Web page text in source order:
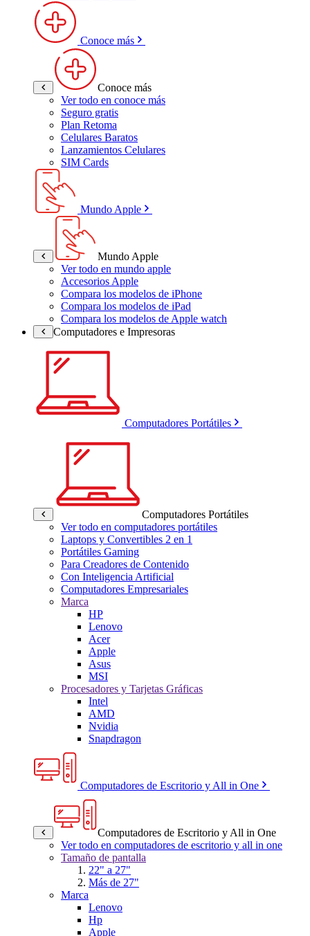
Conoce más
Conoce más
Ver todo en conoce más
Seguro gratis
Plan Retoma
Celulares Baratos
Lanzamientos Celulares
SIM Cards
Mundo Apple
Mundo Apple
Ver todo en mundo apple
Accesorios Apple
Compara los modelos de iPhone
Compara los modelos de iPad
Compara los modelos de Apple watch
Computadores e Impresoras
Computadores Portátiles
Computadores Portátiles
Ver todo en computadores portátiles
Laptops y Convertibles 2 en 1
Portátiles Gaming
Para Creadores de Contenido
Con Inteligencia Artificial
Computadores Empresariales
Marca
HP
Lenovo
Acer
Apple
Asus
MSI
Procesadores y Tarjetas Gráficas
Intel
AMD
Nvidia
Snapdragon
Computadores de Escritorio y All in One
Computadores de Escritorio y All in One
Ver todo en computadores de escritorio y all in one
Tamaño de pantalla
22" a 27"
Más de 27"
Marca
Lenovo
Hp
Apple